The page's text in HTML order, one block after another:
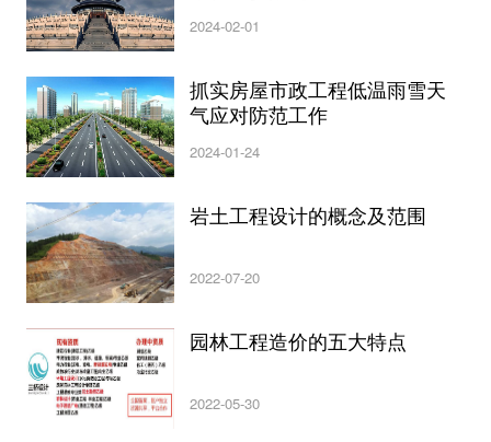
2024-02-01
抓实房屋市政工程低温雨雪天
气应对防范工作
2024-01-24
岩土工程设计的概念及范围
2022-07-20
园林工程造价的五大特点
2022-05-30